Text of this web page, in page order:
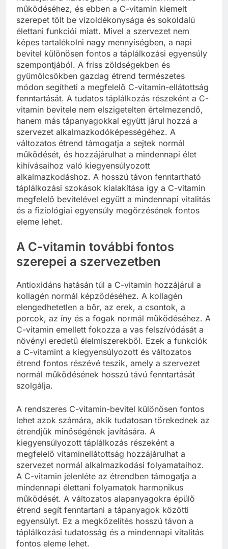
működéséhez, és ebben a C-vitamin kiemelt
szerepet tölt be vízoldékonysága és sokoldalú
élettani funkciói miatt. Mivel a szervezet nem
képes tartalékolni nagy mennyiségben, a napi
bevitel különösen fontos a táplálkozási egyensúly
szempontjából. A friss zöldségekben és
gyümölcsökben gazdag étrend természetes
módon segítheti a megfelelő C-vitamin-ellátottság
fenntartását. A tudatos táplálkozás részeként a C-
vitamin bevitele nem elszigetelten értelmezendő,
hanem más tápanyagokkal együtt járul hozzá a
szervezet alkalmazkodóképességéhez. A
változatos étrend támogatja a sejtek normál
működését, és hozzájárulhat a mindennapi élet
kihívásaihoz való kiegyensúlyozott
alkalmazkodáshoz. A hosszú távon fenntartható
táplálkozási szokások kialakítása így a C-vitamin
megfelelő bevitelével együtt a mindennapi vitalitás
és a fiziológiai egyensúly megőrzésének fontos
eleme lehet.
A C-vitamin további fontos
szerepei a szervezetben
Antioxidáns hatásán túl a C-vitamin hozzájárul a
kollagén normál képződéséhez. A kollagén
elengedhetetlen a bőr, az erek, a csontok, a
porcok, az íny és a fogak normál működéséhez. A
C-vitamin emellett fokozza a vas felszívódását a
növényi eredetű élelmiszerekből. Ezek a funkciók
a C-vitamint a kiegyensúlyozott és változatos
étrend fontos részévé teszik, amely a szervezet
normál működésének hosszú távú fenntartását
szolgálja.
A rendszeres C-vitamin-bevitel különösen fontos
lehet azok számára, akik tudatosan törekednek az
étrendjük minőségének javítására. A
kiegyensúlyozott táplálkozás részeként a
megfelelő vitaminellátottság hozzájárulhat a
szervezet normál alkalmazkodási folyamataihoz.
A C-vitamin jelenléte az étrendben támogatja a
mindennapi élettani folyamatok harmonikus
működését. A változatos alapanyagokra épülő
étrend segít fenntartani a tápanyagok közötti
egyensúlyt. Ez a megközelítés hosszú távon a
táplálkozási tudatosság és a mindennapi vitalitás
fontos eleme lehet.